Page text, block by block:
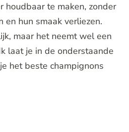
houdbaar te maken, zonder
en hun smaak verliezen.
maar het neemt wel een
laat je in de onderstaande
het beste champignons